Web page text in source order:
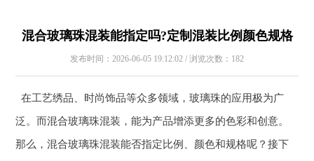
混合玻璃珠混装能指定吗?定制混装比例颜色规格
发布时间：2026-06-05 19:12:02 / 浏览次数：182
在工艺绣品、时尚饰品等众多领域，玻璃珠的应用极为广
泛。而混合玻璃珠混装，能为产品增添更多的色彩和创意。
那么，混合玻璃珠混装能否指定比例、颜色和规格呢？接下